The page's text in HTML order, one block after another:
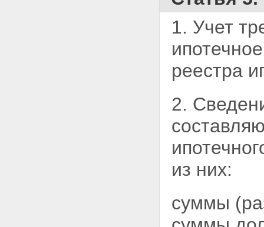
1. Учет
реестра
2.
из них:
суммы